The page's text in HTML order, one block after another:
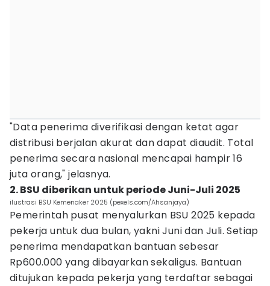
"Data penerima diverifikasi dengan ketat agar
distribusi berjalan akurat dan dapat diaudit. Total
penerima secara nasional mencapai hampir 16
juta orang," jelasnya.
2. BSU diberikan untuk periode Juni-Juli 2025
ilustrasi BSU Kemenaker 2025 (pexels.com/Ahsanjaya)
Pemerintah pusat menyalurkan BSU 2025 kepada
pekerja untuk dua bulan, yakni Juni dan Juli. Setiap
penerima mendapatkan bantuan sebesar
Rp600.000 yang dibayarkan sekaligus. Bantuan
ditujukan kepada pekerja yang terdaftar sebagai